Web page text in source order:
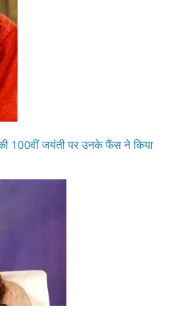
100वीं जयंती पर उनके फैंस ने किया